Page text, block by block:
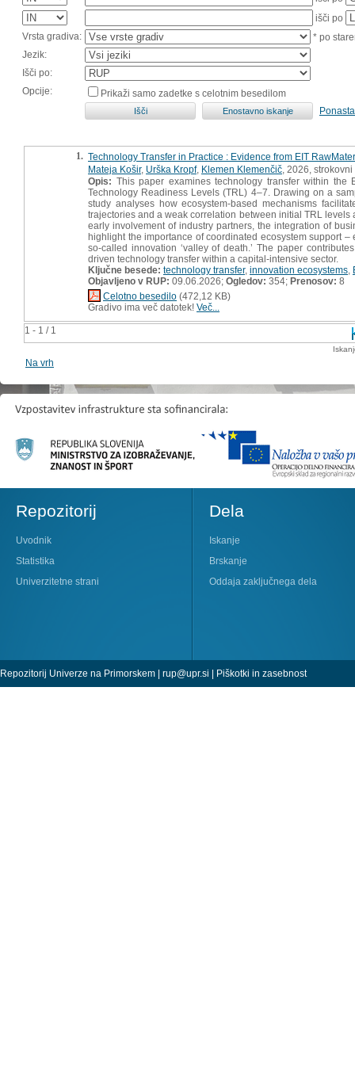
išči po
Vrsta gradiva:
* po
Jezik:
Išči po:
Opcije:
Prikaži samo zadetke s celotnim besedilom
1 - 1 / 1
1. Technology Transfer in Practice : Evidence from EIT
Mateja Košir, Urška Kropf, Klemen Klemenčič , 2026,
Opis: This paper examines technology transfer within the
Technology Readiness Levels (TRL) 4–7. Drawing on a
study analyses how ecosystem-based mechanisms
trajectories and a weak correlation between initial TRL
early involvement of industry partners, the integration of
highlight the importance of coordinated ecosystem support
so-called innovation ‘valley of death.’ The paper
driven technology transfer within a capital-intensive sector.
Ključne besede: technology transfer, innovation ecosystems
Objavljeno v RUP: 09.06.2026; Ogledov: 354; Prenosov: 8
Celotno besedilo (472,12 KB)
Gradivo ima več datotek! Več...
Na vrh
Repozitorij
Uvodnik
Statistika
Univerzitetne strani
Dela
Iskanje
Brskanje
Oddaja zaključnega dela
Repozitorij Univerze na Primorskem | rup@upr.si | Piškotki in zasebnost